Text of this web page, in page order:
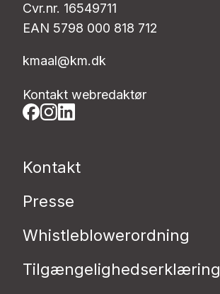
Cvr.nr. 16549711
EAN 5798 000 818 712
kmaal@km.dk
Kontakt webredaktør
Kontakt
Presse
Whistleblowerordning
Tilgængelighedserklæring